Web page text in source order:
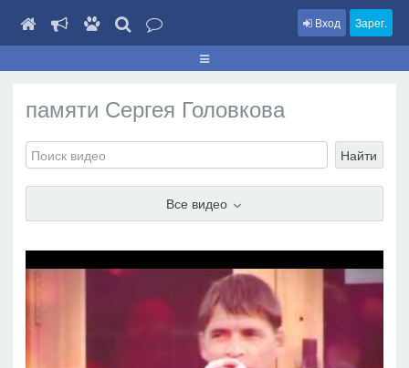
Вход Зарег.
памяти Сергея Головкова
Найти
Все видео